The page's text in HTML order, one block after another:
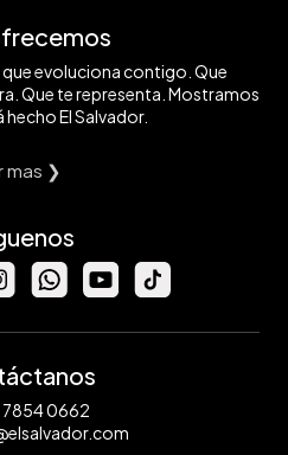
evoluciona contigo. Que
Que te representa. Mostramos
hecho El Salvador.
mas ❯
0662